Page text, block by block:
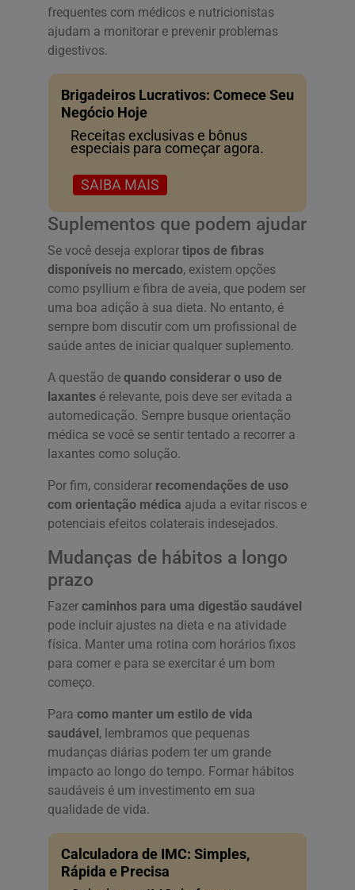
frequentes com médicos e nutricionistas
ajudam a monitorar e prevenir problemas
digestivos.
Brigadeiros Lucrativos: Comece Seu
Negócio Hoje
Receitas exclusivas e bônus
especiais para começar agora.
SAIBA MAIS
Suplementos que podem ajudar
Se você deseja explorar tipos de fibras
disponíveis no mercado, existem opções
como psyllium e fibra de aveia, que podem ser
uma boa adição à sua dieta. No entanto, é
sempre bom discutir com um profissional de
saúde antes de iniciar qualquer suplemento.
A questão de quando considerar o uso de
laxantes é relevante, pois deve ser evitada a
automedicação. Sempre busque orientação
médica se você se sentir tentado a recorrer a
laxantes como solução.
Por fim, considerar recomendações de uso
com orientação médica ajuda a evitar riscos e
potenciais efeitos colaterais indesejados.
Mudanças de hábitos a longo
prazo
Fazer caminhos para uma digestão saudável
pode incluir ajustes na dieta e na atividade
física. Manter uma rotina com horários fixos
para comer e para se exercitar é um bom
começo.
Para como manter um estilo de vida
saudável, lembramos que pequenas
mudanças diárias podem ter um grande
impacto ao longo do tempo. Formar hábitos
saudáveis é um investimento em sua
qualidade de vida.
Calculadora de IMC: Simples,
Rápida e Precisa